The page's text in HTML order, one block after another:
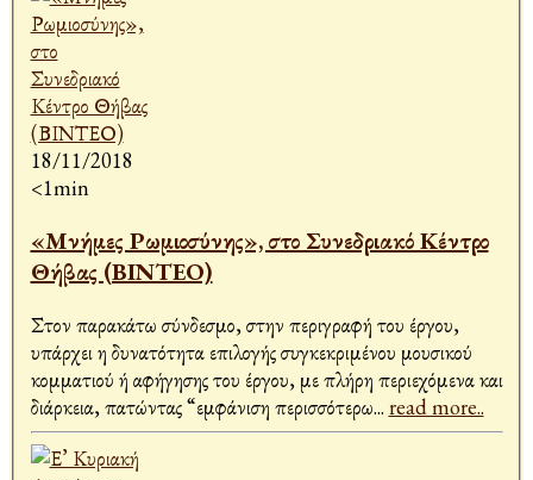
18/11/2018
<1min
«Μνήμες Ρωμιοσύνης», στο Συνεδριακό Κέντρο
Θήβας (ΒΙΝΤΕΟ)
Στον παρακάτω σύνδεσμο, στην περιγραφή του έργου,
υπάρχει η δυνατότητα επιλογής συγκεκριμένου μουσικού
κομματιού ή αφήγησης του έργου, με πλήρη περιεχόμενα και
διάρκεια, πατώντας “εμφάνιση περισσότερω... read more..